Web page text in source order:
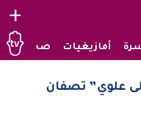
+
أمازيغيات صحراويات
علوي” تصفان